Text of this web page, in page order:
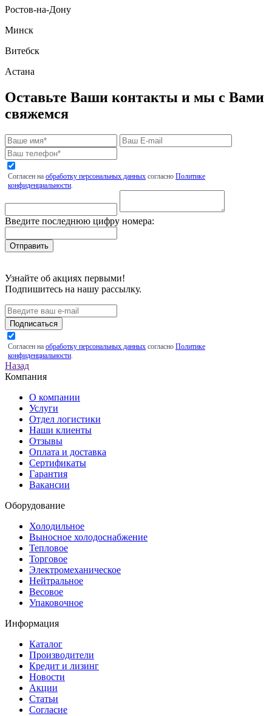
Ростов-на-Дону
Минск
Витебск
Астана
Оставьте Ваши контакты и мы с Вами
свяжемся
Согласен на обработку персональных данных согласно Политике
конфиденциальности.
Введите последнюю цифру номера:
Узнайте об акциях первыми!
Подпишитесь на нашу рассылку.
Подписаться
Согласен на обработку персональных данных согласно Политике
конфиденциальности.
Назад
Компания
О компании
Услуги
Отдел логистики
Наши клиенты
Отзывы
Оплата и доставка
Сертификаты
Гарантия
Вакансии
Оборудование
Холодильное
Выносное холодоснабжение
Тепловое
Торговое
Электромеханическое
Нейтральное
Весовое
Упаковочное
Информация
Каталог
Производители
Кредит и лизинг
Новости
Акции
Статьи
Согласие